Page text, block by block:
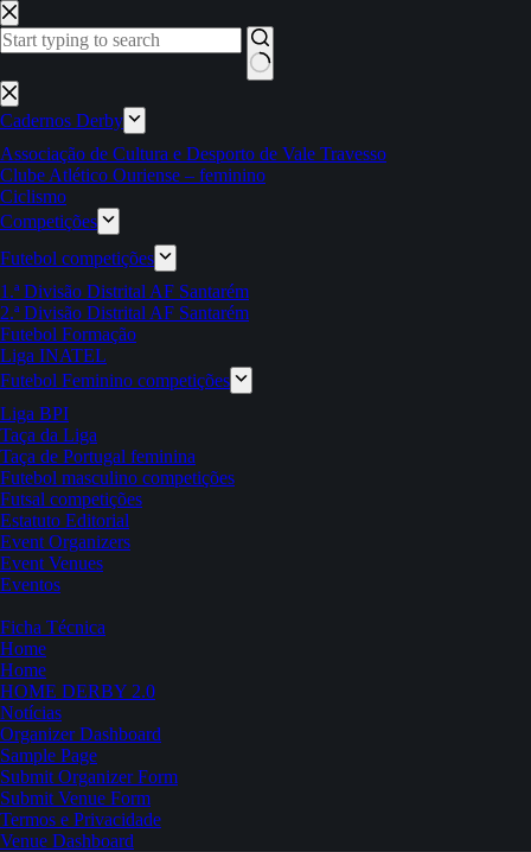
Pular
para
o
Sem
resultados
Cadernos Derby
Associação de Cultura e Desporto de Vale Travesso
Clube Atlético Ouriense – feminino
Ciclismo
Competições
Futebol competições
1.ª Divisão Distrital AF Santarém
2.ª Divisão Distrital AF Santarém
Futebol Formação
Liga INATEL
Futebol Feminino competições
Liga BPI
Taça da Liga
Taça de Portugal feminina
Futebol masculino competições
Futsal competições
Estatuto Editorial
Event Organizers
Event Venues
Eventos
Ficha Técnica
Home
Home
HOME DERBY 2.0
Notícias
Organizer Dashboard
Sample Page
Submit Organizer Form
Submit Venue Form
Termos e Privacidade
Venue Dashboard